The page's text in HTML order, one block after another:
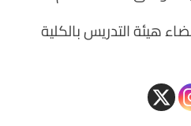
هيئة التدريس بالكلية